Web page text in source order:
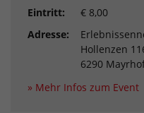
Eintritt:
€ 8,00
Adresse:
Hollenzen
6290
» Mehr Infos zum Event